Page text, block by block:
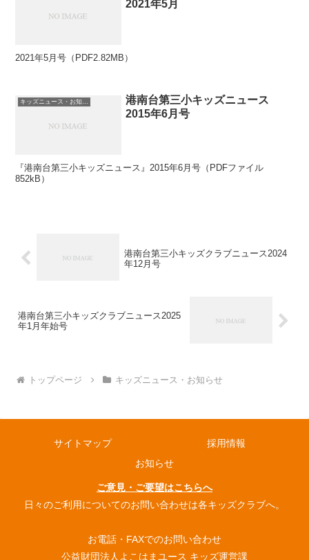
2021年5月
2021年5月号（PDF2.82MB）
キッズニュース・お知らせ
港南台第三小キッズニュース
2015年6月号
『港南台第三小キッズニュース』2015年6月号（PDFファイル
852kB）
港南台第三小キッズクラブニュース2024
年12月号
港南台第三小キッズクラブニュース2025
年1月年始号
トップページ キッズニュース・お知らせ
サイトマップ
採用情報
お知らせ
ご意見・ご要望はこちらへ
日々のご利用についてのお問い合わせは各キッズクラブへ。
お電話・FAXでのお問い合わせ
公益財団法人よこはまユース キッズ運営課